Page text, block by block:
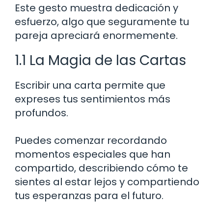
Este gesto muestra dedicación y
esfuerzo, algo que seguramente tu
pareja apreciará enormemente.
1.1 La Magia de las Cartas
Escribir una carta permite que
expreses tus sentimientos más
profundos.
Puedes comenzar recordando
momentos especiales que han
compartido, describiendo cómo te
sientes al estar lejos y compartiendo
tus esperanzas para el futuro.